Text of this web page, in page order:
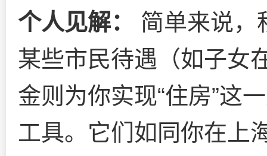
个人见解：
简单来说，
某些市民待遇（如子女
金则为你实现“住房”这
工具。它们如同你在上